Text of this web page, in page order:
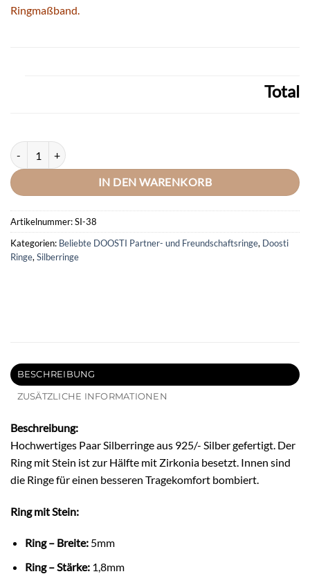
Ringmaßband.
Total
DOOSTI Partnerring / Trauring BICOLOR 925/- Silber - inkl. Gratis
IN DEN WARENKORB
Artikelnummer:SI-38
Kategorien: Beliebte DOOSTI Partner- und Freundschaftsringe, Doosti
Ringe, Silberringe
BESCHREIBUNG
ZUSÄTZLICHE INFORMATIONEN
Beschreibung:
Hochwertiges Paar Silberringe aus 925/- Silber gefertigt. Der
Ring mit Stein ist zur Hälfte mit Zirkonia besetzt. Innen sind
die Ringe für einen besseren Tragekomfort bombiert.
Ring mit Stein:
Ring – Breite: 5mm
Ring – Stärke: 1,8mm